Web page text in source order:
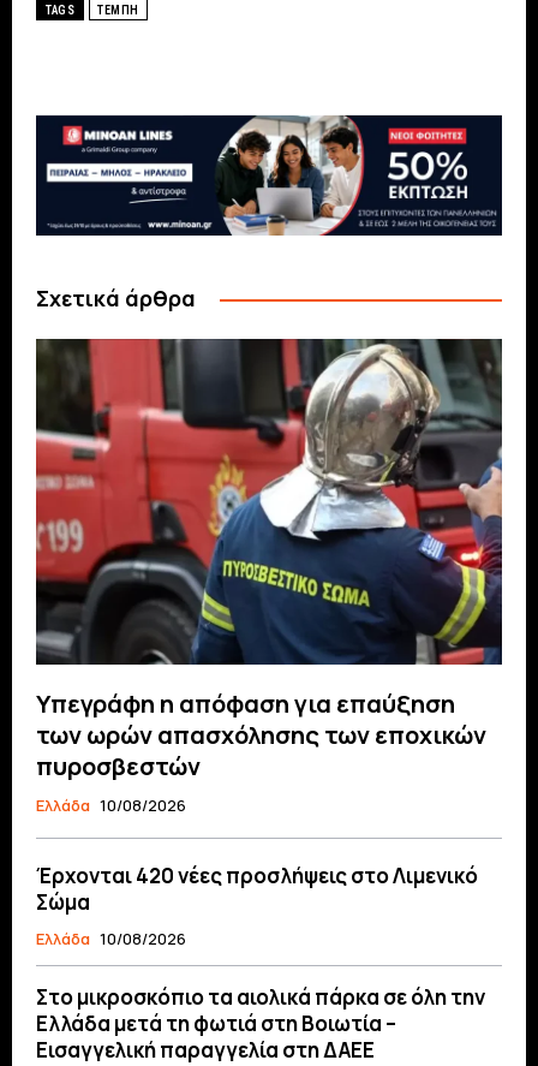
TAGS ΤΕΜΠΗ
Σχετικά άρθρα
Υπεγράφη η απόφαση για επαύξηση
των ωρών απασχόλησης των εποχικών
πυροσβεστών
Ελλάδα 10/08/2026
Έρχονται 420 νέες προσλήψεις στο Λιμενικό
Σώμα
Ελλάδα 10/08/2026
Στο μικροσκόπιο τα αιολικά πάρκα σε όλη την
Ελλάδα μετά τη φωτιά στη Βοιωτία –
Eισαγγελική παραγγελία στη ΔΑΕΕ